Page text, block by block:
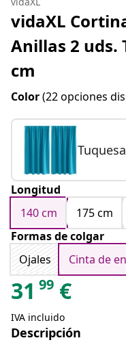
vidaXL
Anillas 2 uds.
cm
Color(22 opciones
Tuquesa
Longitud
140 cm
175 cm
Formas de colgar
Ojales
Cinta de
31 99 €
IVA incluido
Descripción